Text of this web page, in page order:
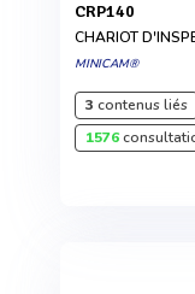
CRP140
CHARIOT
MINICAM®
3 contenus liés
1576